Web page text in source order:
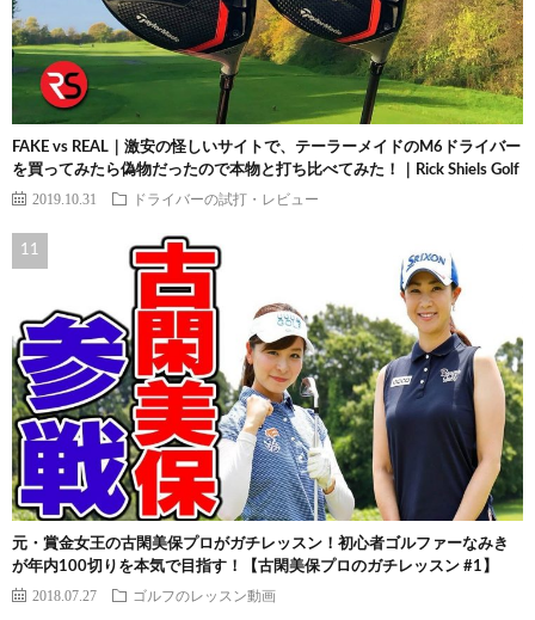
FAKE vs REAL｜激安の怪しいサイトで、テーラーメイドのM6ドライバー
を買ってみたら偽物だったので本物と打ち比べてみた！｜Rick Shiels Golf
2019.10.31 ドライバーの試打・レビュー
元・賞金女王の古閑美保プロがガチレッスン！初心者ゴルファーなみき
が年内100切りを本気で目指す！【古閑美保プロのガチレッスン #1】
2018.07.27 ゴルフのレッスン動画